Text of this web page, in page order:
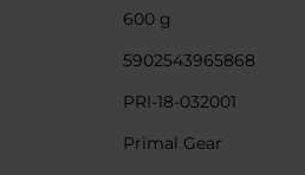
600 g
5902543965868
PRI-18-032001
Primal Gear